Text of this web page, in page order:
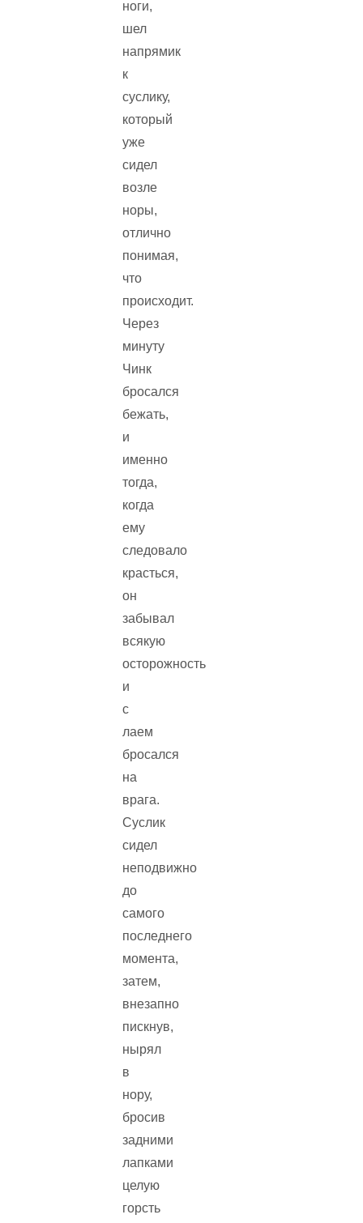
ноги,
шел
напрямик
к
суслику,
который
уже
сидел
возле
норы,
отлично
понимая,
что
происходит.
Через
минуту
Чинк
бросался
бежать,
и
именно
тогда,
когда
ему
следовало
красться,
он
забывал
всякую
осторожность
и
с
лаем
бросался
на
врага.
Суслик
сидел
неподвижно
до
самого
последнего
момента,
затем,
внезапно
пискнув,
нырял
в
нору,
бросив
задними
лапками
целую
горсть